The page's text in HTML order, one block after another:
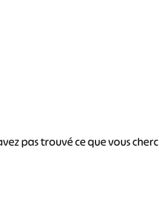
pas trouvé ce que vous